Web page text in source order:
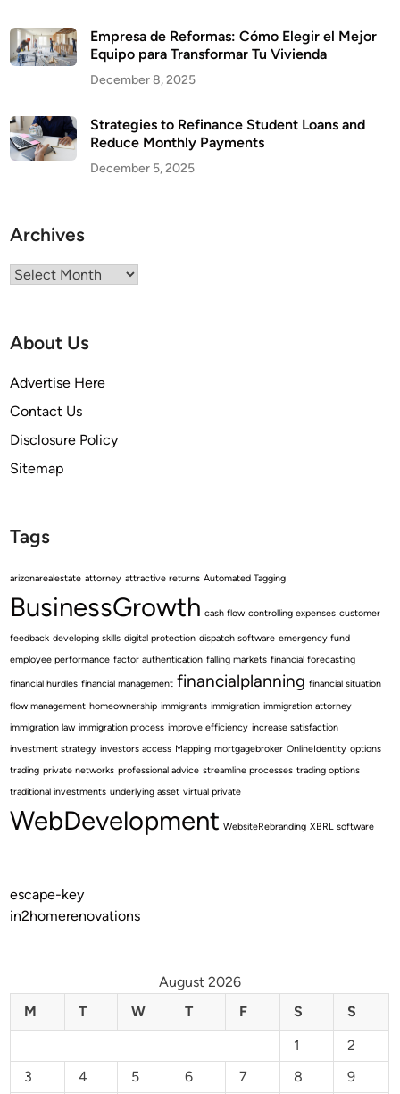
Empresa de Reformas: Cómo Elegir el Mejor
Equipo para Transformar Tu Vivienda
December 8, 2025
Strategies to Refinance Student Loans and
Reduce Monthly Payments
December 5, 2025
Archives
Archives
About Us
Advertise Here
Contact Us
Disclosure Policy
Sitemap
Tags
arizonarealestate attorney attractive returns Automated Tagging
BusinessGrowth cash flow controlling expenses customer
feedback developing skills digital protection dispatch software emergency fund
employee performance factor authentication falling markets financial forecasting
financial hurdles financial management financialplanning financial situation
flow management homeownership immigrants immigration immigration attorney
immigration law immigration process improve efficiency increase satisfaction
investment strategy investors access Mapping mortgagebroker OnlineIdentity options
trading private networks professional advice streamline processes trading options
traditional investments underlying asset virtual private
WebDevelopment WebsiteRebranding XBRL software
escape-key
in2homerenovations
August 2026
M
T W T F S
S
1
2
3
4 5 6 7 8 9